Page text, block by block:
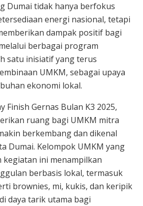
Dumai tidak hanya berfokus
energi nasional, tetapi
dampak positif bagi
berbagai program
satu inisiatif yang terus
UMKM, sebagai upaya
ekonomi lokal.
Finish Gernas Bulan K3 2025,
ruang bagi UMKM mitra
berkembang dan dikenal
Dumai. Kelompok UMKM yang
kegiatan ini menampilkan
berbasis lokal, termasuk
brownies, mi, kukis, dan keripik
daya tarik utama bagi